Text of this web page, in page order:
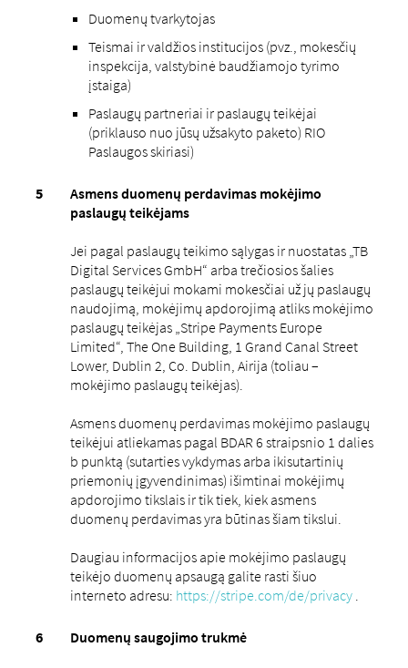
Duomenų tvarkytojas
Teismai ir valdžios institucijos (pvz., mokesčių
inspekcija, valstybinė baudžiamojo tyrimo
įstaiga)
Paslaugų partneriai ir paslaugų teikėjai
(priklauso nuo jūsų užsakyto paketo) RIO
Paslaugos skiriasi)
Asmens duomenų perdavimas mokėjimo
paslaugų teikėjams
Jei pagal paslaugų teikimo sąlygas ir nuostatas „TB
Digital Services GmbH“ arba trečiosios šalies
paslaugų teikėjui mokami mokesčiai už jų paslaugų
naudojimą, mokėjimų apdorojimą atliks mokėjimo
paslaugų teikėjas „Stripe Payments Europe
Limited“, The One Building, 1 Grand Canal Street
Lower, Dublin 2, Co. Dublin, Airija (toliau –
mokėjimo paslaugų teikėjas).
Asmens duomenų perdavimas mokėjimo paslaugų
teikėjui atliekamas pagal BDAR 6 straipsnio 1 dalies
b punktą (sutarties vykdymas arba ikisutartinių
priemonių įgyvendinimas) išimtinai mokėjimų
apdorojimo tikslais ir tik tiek, kiek asmens
duomenų perdavimas yra būtinas šiam tikslui.
Daugiau informacijos apie mokėjimo paslaugų
teikėjo duomenų apsaugą galite rasti šiuo
interneto adresu: https://stripe.com/de/privacy.
Duomenų saugojimo trukmė